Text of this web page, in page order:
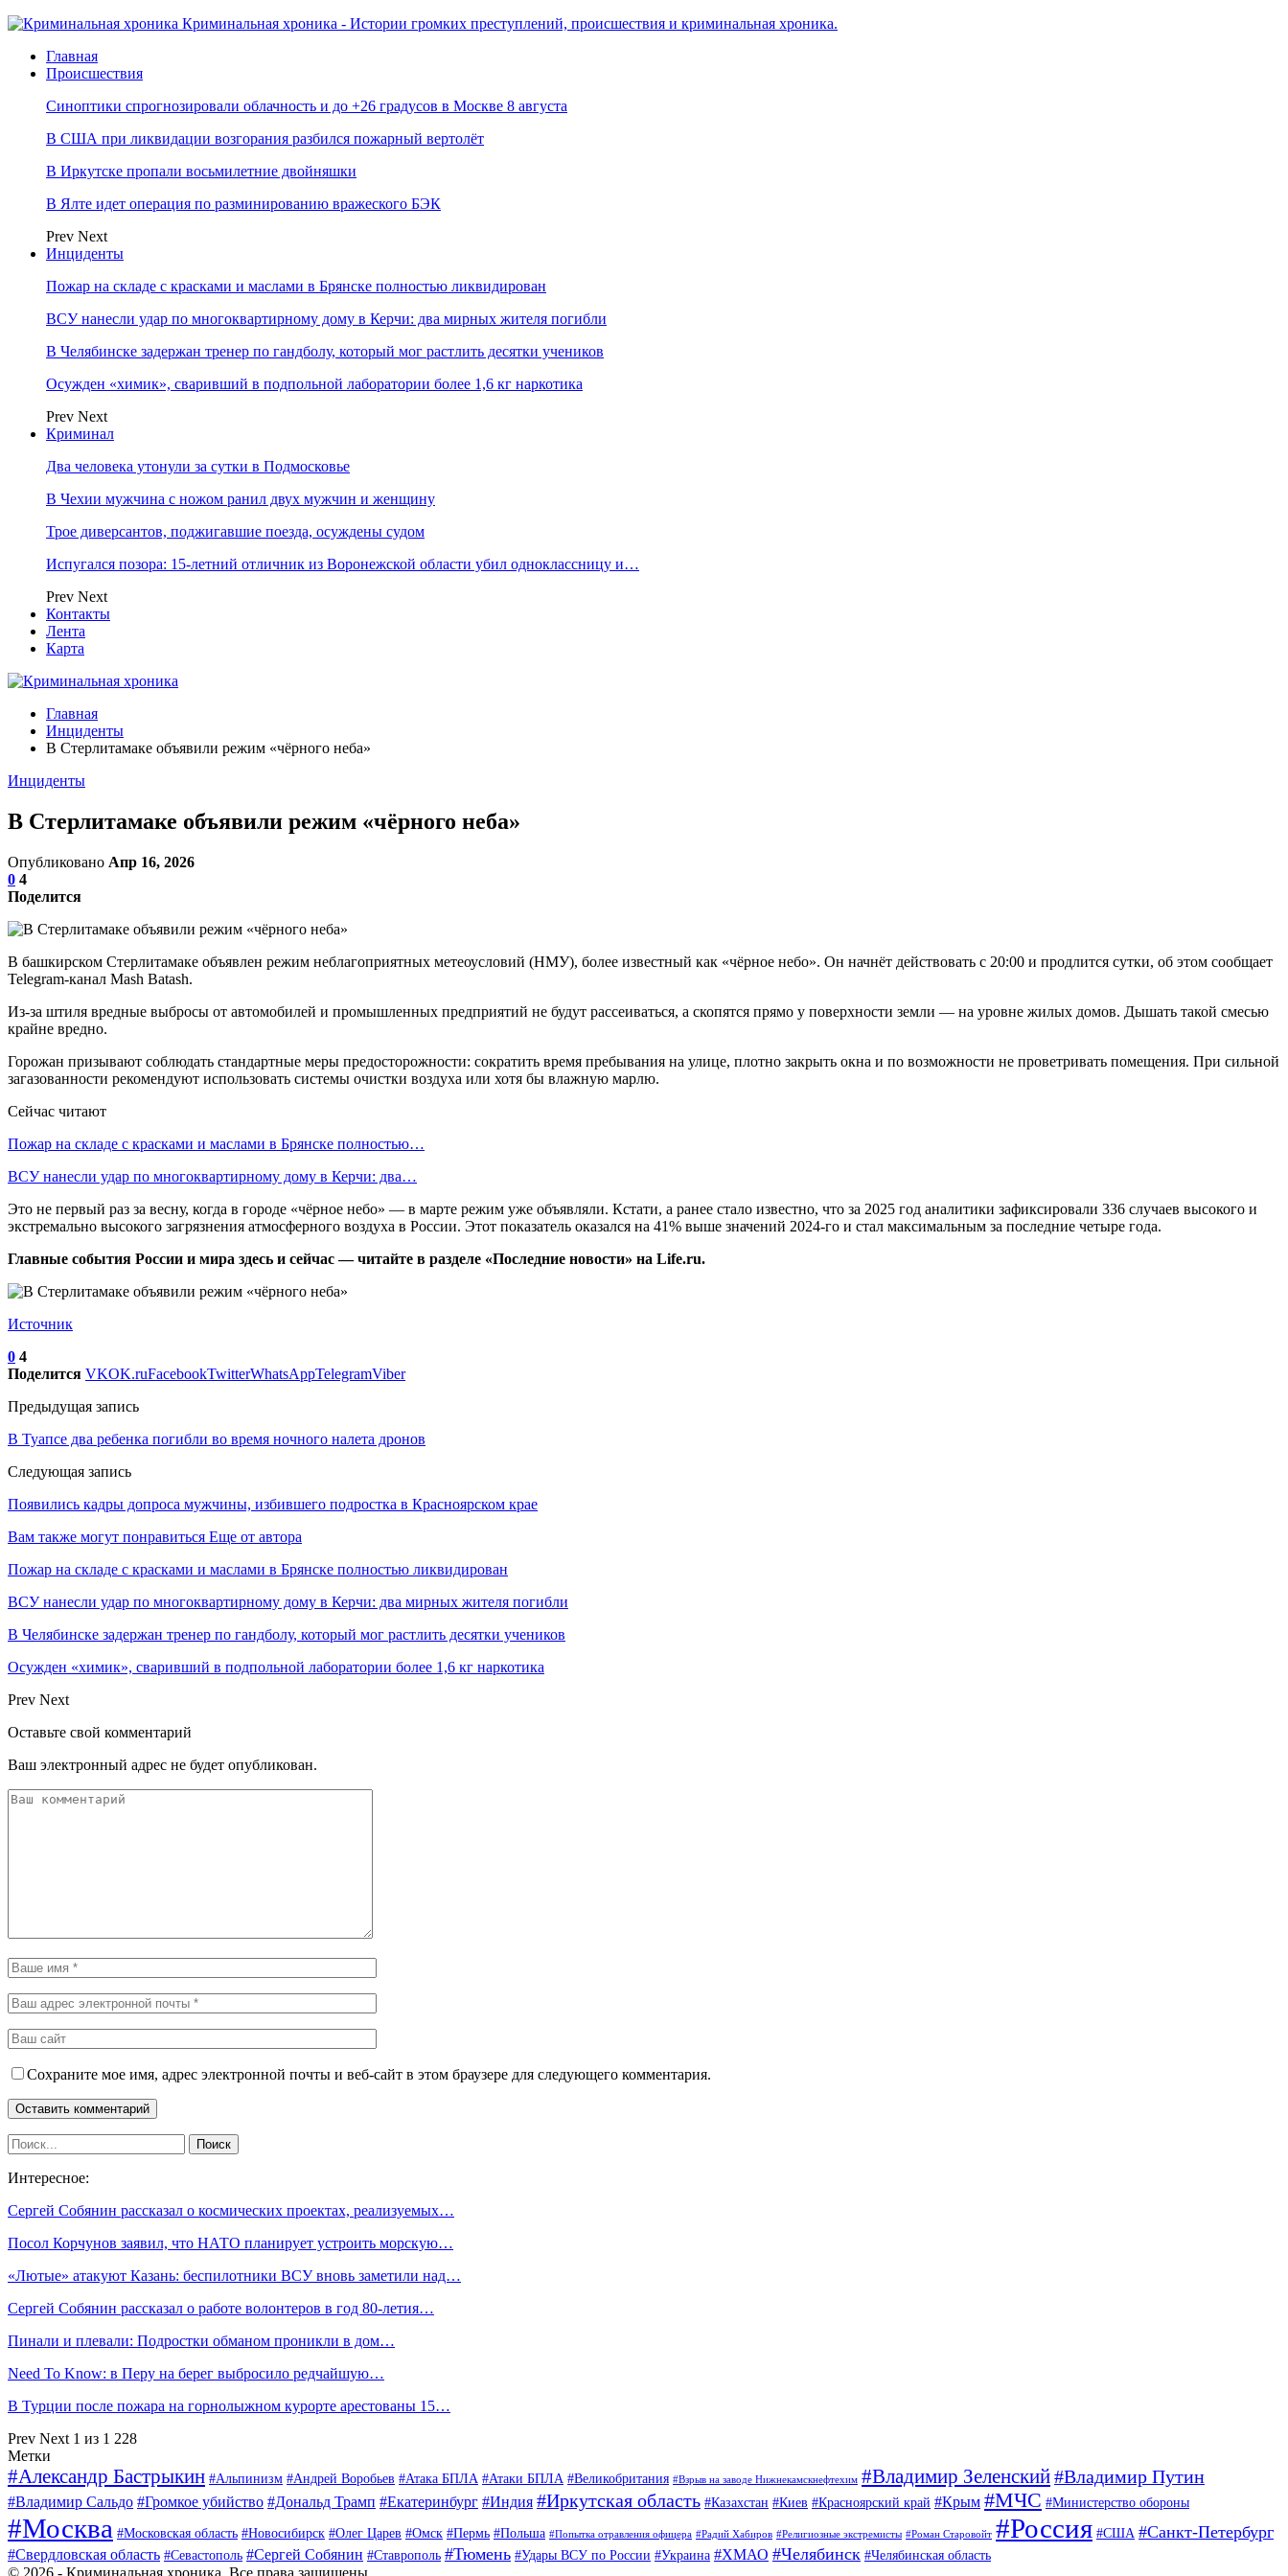
Криминальная хроника - Истории громких преступлений, происшествия и криминальная хроника.
Главная
Происшествия
Синоптики спрогнозировали облачность и до +26 градусов в Москве 8 августа
В США при ликвидации возгорания разбился пожарный вертолёт
В Иркутске пропали восьмилетние двойняшки
В Ялте идет операция по разминированию вражеского БЭК
Prev Next
Инциденты
Пожар на складе с красками и маслами в Брянске полностью ликвидирован
ВСУ нанесли удар по многоквартирному дому в Керчи: два мирных жителя погибли
В Челябинске задержан тренер по гандболу, который мог растлить десятки учеников
Осужден «химик», сваривший в подпольной лаборатории более 1,6 кг наркотика
Prev Next
Криминал
Два человека утонули за сутки в Подмосковье
В Чехии мужчина с ножом ранил двух мужчин и женщину
Трое диверсантов, поджигавшие поезда, осуждены судом
Испугался позора: 15-летний отличник из Воронежской области убил одноклассницу и…
Prev Next
Контакты
Лента
Карта
Главная
Инциденты
В Стерлитамаке объявили режим «чёрного неба»
Инциденты
В Стерлитамаке объявили режим «чёрного неба»
Опубликовано Апр 16, 2026
0 4
Поделится
В башкирском Стерлитамаке объявлен режим неблагоприятных метеоусловий (НМУ), более известный как «чёрное небо». Он начнёт действовать с 20:00 и продлится сутки, об этом сообщает
Telegram-канал Mash Batash.
Из-за штиля вредные выбросы от автомобилей и промышленных предприятий не будут рассеиваться, а скопятся прямо у поверхности земли — на уровне жилых домов. Дышать такой смесью
крайне вредно.
Горожан призывают соблюдать стандартные меры предосторожности: сократить время пребывания на улице, плотно закрыть окна и по возможности не проветривать помещения. При сильной
загазованности рекомендуют использовать системы очистки воздуха или хотя бы влажную марлю.
Сейчас читают
Пожар на складе с красками и маслами в Брянске полностью…
ВСУ нанесли удар по многоквартирному дому в Керчи: два…
Это не первый раз за весну, когда в городе «чёрное небо» — в марте режим уже объявляли. Кстати, а ранее стало известно, что за 2025 год аналитики зафиксировали 336 случаев высокого и
экстремально высокого загрязнения атмосферного воздуха в России. Этот показатель оказался на 41% выше значений 2024-го и стал максимальным за последние четыре года.
Главные события России и мира здесь и сейчас — читайте в разделе «Последние новости» на Life.ru.
Источник
0 4
Поделится VKOK.ruFacebookTwitterWhatsAppTelegramViber
Предыдущая запись
В Туапсе два ребенка погибли во время ночного налета дронов
Следующая запись
Появились кадры допроса мужчины, избившего подростка в Красноярском крае
Вам также могут понравиться Еще от автора
Пожар на складе с красками и маслами в Брянске полностью ликвидирован
ВСУ нанесли удар по многоквартирному дому в Керчи: два мирных жителя погибли
В Челябинске задержан тренер по гандболу, который мог растлить десятки учеников
Осужден «химик», сваривший в подпольной лаборатории более 1,6 кг наркотика
Prev Next
Оставьте свой комментарий
Ваш электронный адрес не будет опубликован.
Сохраните мое имя, адрес электронной почты и веб-сайт в этом браузере для следующего комментария.
Интересное:
Сергей Собянин рассказал о космических проектах, реализуемых…
Посол Корчунов заявил, что НАТО планирует устроить морскую…
«Лютые» атакуют Казань: беспилотники ВСУ вновь заметили над…
Сергей Собянин рассказал о работе волонтеров в год 80-летия…
Пинали и плевали: Подростки обманом проникли в дом…
Need To Know: в Перу на берег выбросило редчайшую…
В Турции после пожара на горнолыжном курорте арестованы 15…
Prev Next 1 из 1 228
Метки
#Александр Бастрыкин #Альпинизм #Андрей Воробьев #Атака БПЛА #Атаки БПЛА #Великобритания #Взрыв на заводе Нижнекамскнефтехим #Владимир Зеленский#Владимир Путин
#Владимир Сальдо #Громкое убийство #Дональд Трамп #Екатеринбург #Индия #Иркутская область #Казахстан #Киев #Красноярский край #Крым #МЧС #Министерство обороны
#Москва #Московская область #Новосибирск #Олег Царев #Омск #Пермь #Польша #Попытка отравления офицера #Радий Хабиров #Религиозные экстремисты #Роман Старовойт #Россия #США #Санкт-Петербург
#Свердловская область #Севастополь #Сергей Собянин #Ставрополь #Тюмень #Удары ВСУ по России #Украина #ХМАО #Челябинск #Челябинская область
© 2026 - Криминальная хроника. Все права защищены.